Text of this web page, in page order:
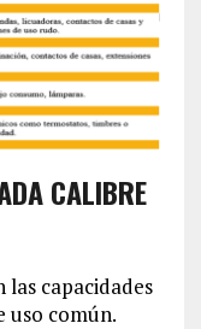
CALIBRE
capacidades
uso común.